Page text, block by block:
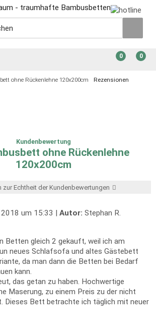
0
0
ohne Rückenlehne 120x200cm Rezensionen
Kundenbewertung
ohne Rückenlehne
120x200cm
zur Echtheit der Kundenbewertungen
um 15:33 | Autor: Stephan R.
Betten gleich 2 gekauft, weil ich am
neues Schlafsofa und altes Gästebett
da man dann die Betten bei Bedarf
kann.
das getan zu haben. Hochwertige
Maserung, zu einem Preis zu der nicht
Dieses Bett betrachte ich täglich mit neuer